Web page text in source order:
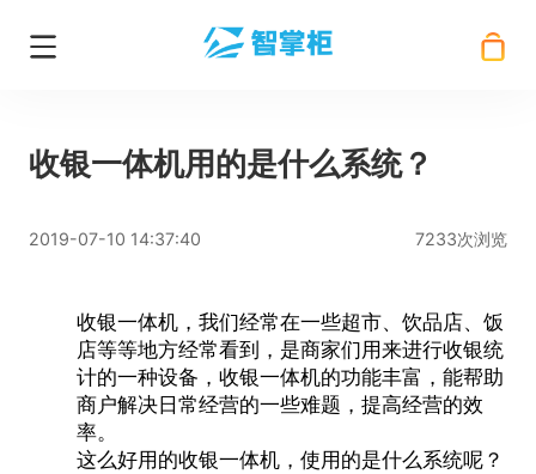
收银一体机用的是什么系统？
2019-07-10 14:37:40 7233次浏览
收银一体机，我们经常在一些超市、饮品店、饭
店等等地方经常看到，是商家们用来进行收银统
计的一种设备，收银一体机的功能丰富，能帮助
商户解决日常经营的一些难题，提高经营的效
率。
这么好用的收银一体机，使用的是什么系统呢？